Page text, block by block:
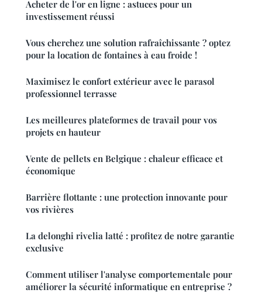
Acheter de l'or en ligne : astuces pour un
investissement réussi
Vous cherchez une solution rafraîchissante ? optez
pour la location de fontaines à eau froide !
Maximisez le confort extérieur avec le parasol
professionnel terrasse
Les meilleures plateformes de travail pour vos
projets en hauteur
Vente de pellets en Belgique : chaleur efficace et
économique
Barrière flottante : une protection innovante pour
vos rivières
La delonghi rivelia latté : profitez de notre garantie
exclusive
Comment utiliser l'analyse comportementale pour
améliorer la sécurité informatique en entreprise ?